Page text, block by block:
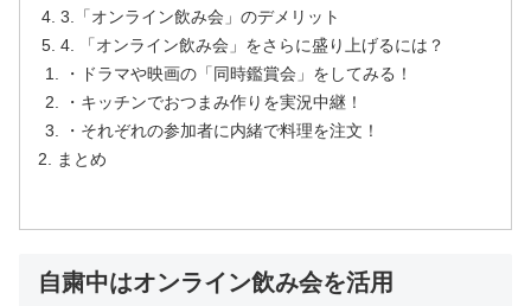
3.「オンライン飲み会」のデメリット
4. 「オンライン飲み会」をさらに盛り上げるには？
・ドラマや映画の「同時鑑賞会」をしてみる！
・キッチンでおつまみ作りを実況中継！
・それぞれの参加者に内緒で料理を注文！
まとめ
自粛中はオンライン飲み会を活用